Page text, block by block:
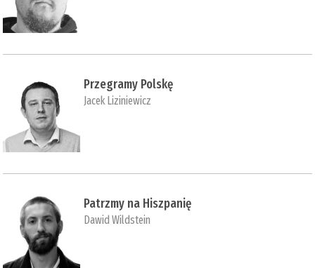
Przegramy Polskę
Jacek Liziniewicz
Patrzmy na Hiszpanię
Dawid Wildstein